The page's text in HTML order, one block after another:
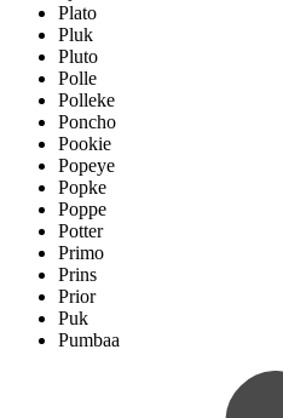
Plato
Pluk
Pluto
Polle
Polleke
Poncho
Pookie
Popeye
Popke
Poppe
Potter
Primo
Prins
Prior
Puk
Pumbaa